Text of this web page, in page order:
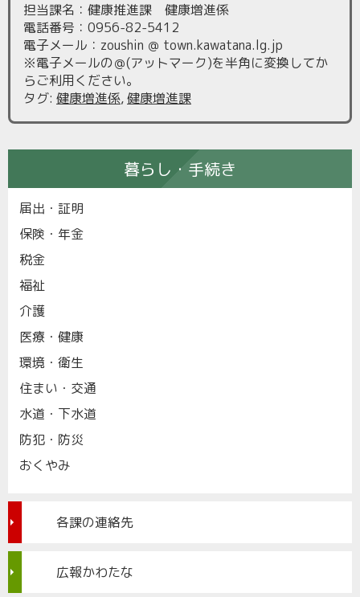
担当課名：健康推進課 健康増進係
電話番号：0956-82-5412
電子メール：zoushin ＠ town.kawatana.lg.jp
※電子メールの＠(アットマーク)を半角に変換してか
らご利用ください。
タグ: 健康増進係,健康増進課
暮らし・手続き
届出・証明
保険・年金
税金
福祉
介護
医療・健康
環境・衛生
住まい・交通
水道・下水道
防犯・防災
おくやみ
各課の連絡先
広報かわたな